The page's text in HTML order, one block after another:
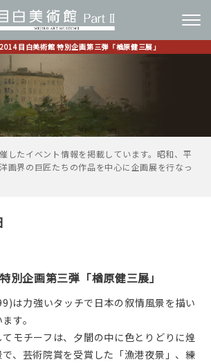
2014目白美術館 特別企画第三弾「楢原健三展」
したイベント情報を掲載しています。 昭和、平
画界の巨匠たちの作品を中心に企画展を行なっ
別企画第三弾「楢原健三展」
は力強いタッチで日本の叙情風景を描い
す。
モチーフは、夕闇の中に色とりどりに煌
、芸術院賞を受賞した「漁港夜景」、練